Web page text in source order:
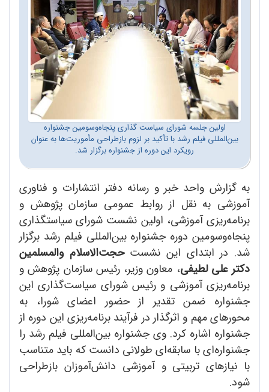
اولین جلسه شورای سیاست گذاری پنجاه‌وسومین جشنواره
بین‌المللی فیلم رشد با تأکید بر لزوم بازطراحی مأموریت‌ها به عنوان
رویکرد این دوره از جشنواره برگزار شد.
به گزارش واحد خبر و رسانه دفتر انتشارات و فناوری
آموزشی به نقل از روابط عمومی سازمان پژوهش و
برنامه‌ریزی آموزشی، اولین نشست شورای سیاستگذاری
پنجاه‌وسومین دوره جشنواره بین‌المللی فیلم رشد برگزار
شد. در ابتدای این نشستحجت‌الاسلام والمسلمین
دکتر علی لطیفی، معاون وزیر، رئیس سازمان پژوهش و
برنامه‌ریزی آموزشی و رئیس شورای سیاست‌گذاری این
جشنواره ضمن تقدیر از حضور اعضای شورا، به
محورهای مهم و اثرگذار در فرآیند برنامه‌ریزی این دوره از
جشنواره اشاره کرد. وی جشنواره بین‌المللی فیلم رشد را
جشنواره‌ای با سابقه‌ای طولانی دانست که باید متناسب
با نیازهای تربیتی و آموزشی دانش‌آموزان بازطراحی
شود.